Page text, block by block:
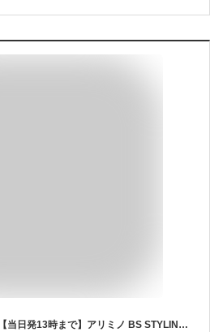
【最大300円クーポン】【当日発13時まで】アリミノ BS STYLING WAX 110g《アリミノ ワックス スタイリング剤 ヘアワックス レディース hair wax ladies》